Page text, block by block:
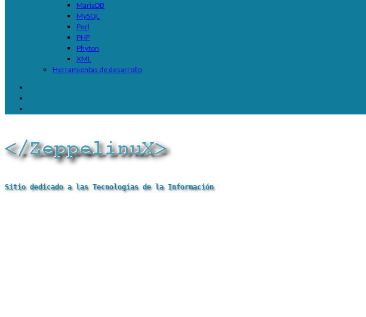
MariaDB
MySQL
Perl
PHP
Phyton
XML
Herramientas de desarrollo
Sitio dedicado a las Tecnologías de la Información